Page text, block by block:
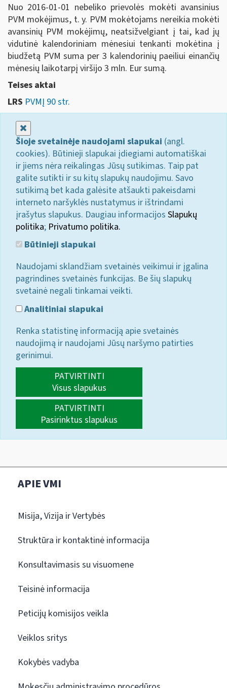
Nuo 2016-01-01 nebeliko prievolės mokėti avansinius
PVM mokėjimus, t. y. PVM mokėtojams nereikia mokėti
avansinių PVM mokėjimų, neatsižvelgiant į tai, kad jų
vidutinė kalendoriniam mėnesiui tenkanti mokėtina į
biudžetą PVM suma per 3 kalendorinių paeiliui einančių
mėnesių laikotarpį viršijo 3 mln. Eur sumą.
Teises aktai
LRS PVMĮ 90 str.
Šioje svetainėje naudojami slapukai (angl.
cookies). Būtinieji slapukai įdiegiami automatiškai
ir jiems nėra reikalingas Jūsų sutikimas. Taip pat
galite sutikti ir su kitų slapukų naudojimu. Savo
sutikimą bet kada galėsite atšaukti pakeisdami
interneto naršyklės nustatymus ir ištrindami
įrašytus slapukus. Daugiau informacijos Slapukų
politika; Privatumo politika.
Būtinieji slapukai
Naudojami sklandžiam svetainės veikimui ir įgalina
pagrindines svetainės funkcijas. Be šių slapukų
svetainė negali tinkamai veikti.
Analitiniai slapukai
Renka statistinę informaciją apie svetainės
naudojimą ir naudojami Jūsų naršymo patirties
gerinimui.
PATVIRTINTI
Visus slapukus
PATVIRTINTI
Pasirinktus slapukus
APIE VMI
Misija, Vizija ir Vertybės
Struktūra ir kontaktinė informacija
Konsultavimasis su visuomene
Teisinė informacija
Peticijų komisijos veikla
Veiklos sritys
Kokybės vadyba